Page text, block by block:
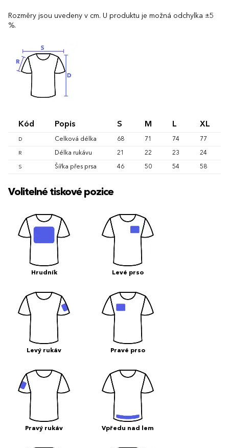
Rozměry jsou uvedeny v cm. U produktu je možná odchylka ±5
%.
Kód Popis S M L XL
D Celková délka 68 71 74 77
R Délka rukávu 21 22 23 24
S Šířka přes prsa 46 50 54 58
Volitelné tiskové pozice
Hrudník Levé prso
Levý rukáv Pravé prso
Pravý rukáv Vpředu nad lem